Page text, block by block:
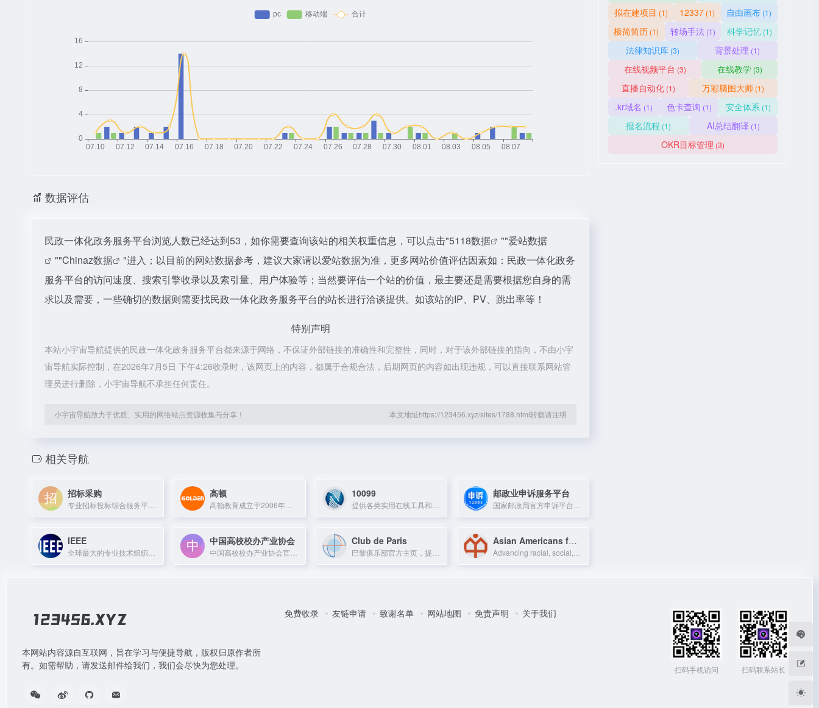
数据评估
民政一体化政务服务平台浏览人数已经达到53，如你需要查询该站的相关权重信息，可以点击"5118数据 ""爱站数据
""Chinaz数据
"进入；以目前的网站数据参考，建议大家请以爱站数据为准，更多网站价值评估因素如：民政一体化政务
服务平台的访问速度、搜索引擎收录以及索引量、用户体验等；当然要评估一个站的价值，最主要还是需要根据您自身的需
求以及需要，一些确切的数据则需要找民政一体化政务服务平台的站长进行洽谈提供。如该站的IP、PV、跳出率等！
特别声明
本站小宇宙导航提供的民政一体化政务服务平台都来源于网络，不保证外部链接的准确性和完整性，同时，对于该外部链接的指向，不由小宇
宙导航实际控制，在2026年7月5日 下午4:26收录时，该网页上的内容，都属于合规合法，后期网页的内容如出现违规，可以直接联系网站管
理员进行删除，小宇宙导航不承担任何责任。
小宇宙导航致力于优质、实用的网络站点资源收集与分享！ 本文地址https://123456.xyz/sites/1788.html转载请注明
相关导航
招标采购 高顿
高顿教育成立于2006年，覆盖财经、招考、升学等多个领域，服务全球知名企业。
10099 邮政业申诉服务平台
IEEE 中国高校校办产业协会 Club de Paris Asian Americans for Equality
拟在建项目 (1) 12337(1) 自由画布 (1)
极简简历 (1) 转场手法 (1) 科学记忆(1)
法律知识库 (3) 背景处理 (1)
在线视频平台 (3) 在线教学(3)
直播自动化 (1) 万彩脑图大师 (1)
.kr域名 (1) 色卡查询 (1) 安全体系 (1)
报名流程 (1) AI总结翻译 (1)
OKR目标管理 (3)
本网站内容源自互联网，旨在学习与便捷导航，版权归原作者所
有。如需帮助，请发送邮件给我们，我们会尽快为您处理。
免费收录 友链申请 致谢名单 网站地图 免责声明 关于我们
扫码手机访问 扫码联系站长